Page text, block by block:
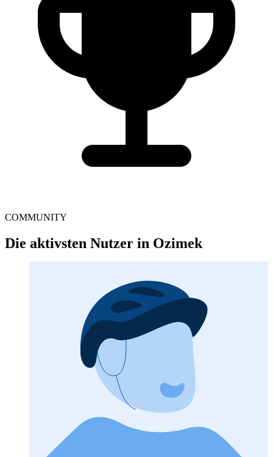
COMMUNITY
Die aktivsten Nutzer in Ozimek